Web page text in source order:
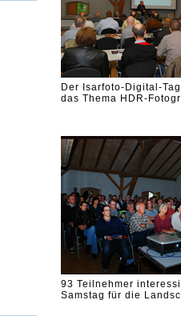
Der Isarfoto-Digital-
das Thema HDR-
93 Teilnehmer
Samstag für die